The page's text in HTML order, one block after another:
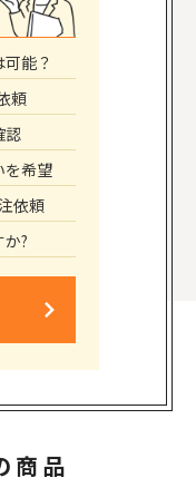
能？
頼
認
を希望
依頼
?
商品